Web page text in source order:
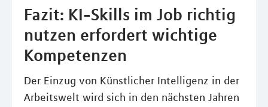
Fazit: KI-Skills im Job richtig
nutzen erfordert wichtige
Kompetenzen
Der Einzug von Künstlicher Intelligenz in der
Arbeitswelt wird sich in den nächsten Jahren